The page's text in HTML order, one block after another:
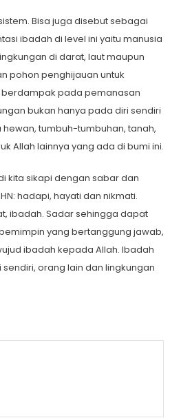
Bisa juga disebut sebagai
ibadah di level ini yaitu manusia
di darat, laut maupun
pohon penghijauan untuk
pada pemanasan
bukan hanya pada diri sendiri
tumbuh-tumbuhan, tanah,
Allah lainnya yang ada di bumi ini.
kita sikapi dengan sabar dan
hadapi, hayati dan nikmati.
ibadah. Sadar sehingga dapat
yang bertanggung jawab,
ibadah kepada Allah. Ibadah
orang lain dan lingkungan